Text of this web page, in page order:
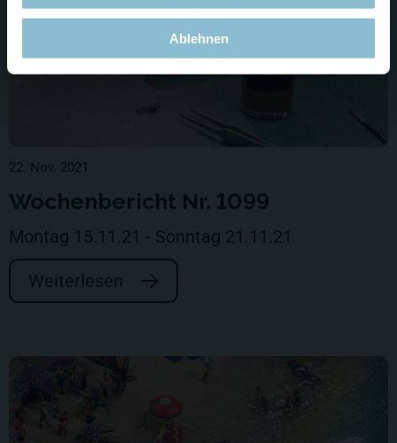
Ablehnen
22. Nov. 2021
Wochenbericht Nr. 1099
Montag 15.11.21 - Sonntag 21.11.21
Weiterlesen